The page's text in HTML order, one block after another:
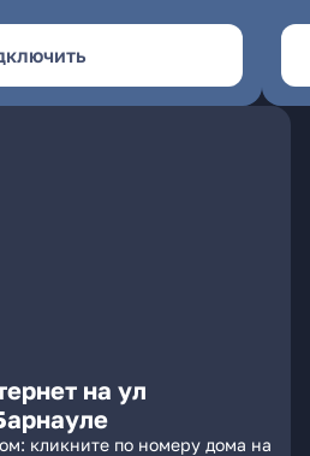
на ул
кликните по номеру дома на